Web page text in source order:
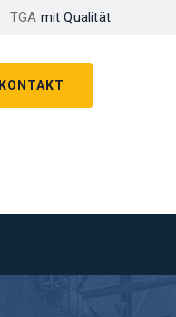
TGA mit Qualität
KONTAKT